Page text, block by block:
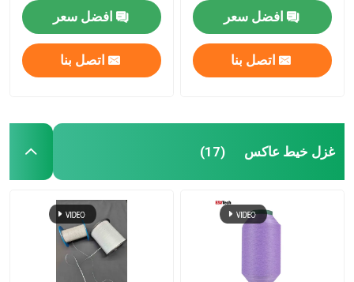
افضل سعر
اتصل بنا
افضل سعر
اتصل بنا
غزل خيط عاكس (17)